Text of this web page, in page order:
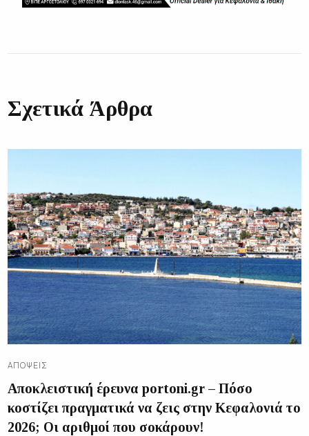
Σχετικά Άρθρα
ΑΠΌΨΕΙΣ
Αποκλειστική έρευνα portoni.gr – Πόσο
κοστίζει πραγματικά να ζεις στην Κεφαλονιά το
2026; Οι αριθμοί που σοκάρουν!